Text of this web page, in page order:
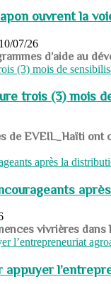
ouvrent la
10/07/26
d’aide au
trois (3) mois
de EVEIL_Haïti ont
vivrières dans